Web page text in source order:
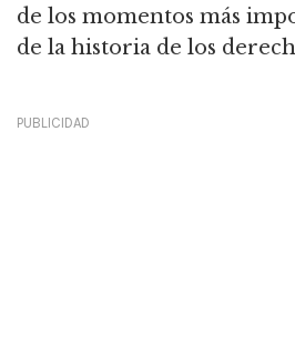
de los momentos más
de la historia de los
PUBLICIDAD